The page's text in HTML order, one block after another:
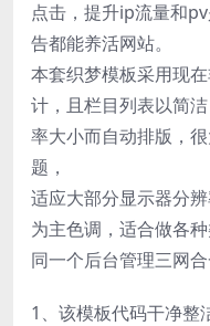
点击，提升ip流量和
告都能养活网站。
本套织梦模板采用现
计，且栏目列表以简
率大小而自动排版，
题，
适应大部分显示器分
为主色调，适合做各种
同一个后台管理三网
1、该模板代码干净整